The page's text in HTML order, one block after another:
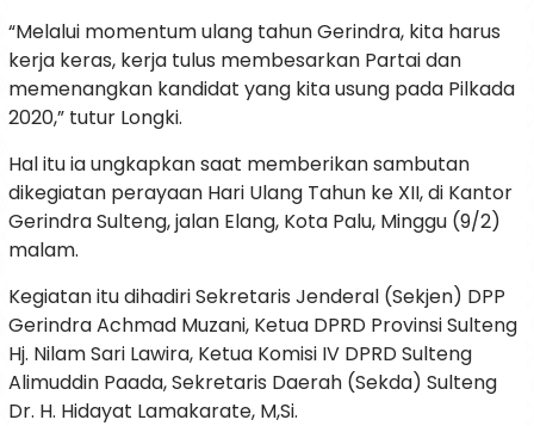
“Melalui momentum ulang tahun Gerindra, kita harus
kerja keras, kerja tulus membesarkan Partai dan
memenangkan kandidat yang kita usung pada Pilkada
2020,” tutur Longki.
Hal itu ia ungkapkan saat memberikan sambutan
dikegiatan perayaan Hari Ulang Tahun ke XII, di Kantor
Gerindra Sulteng, jalan Elang, Kota Palu, Minggu (9/2)
malam.
Kegiatan itu dihadiri Sekretaris Jenderal (Sekjen) DPP
Gerindra Achmad Muzani, Ketua DPRD Provinsi Sulteng
Hj. Nilam Sari Lawira, Ketua Komisi IV DPRD Sulteng
Alimuddin Paada, Sekretaris Daerah (Sekda) Sulteng
Dr. H. Hidayat Lamakarate, M,Si.